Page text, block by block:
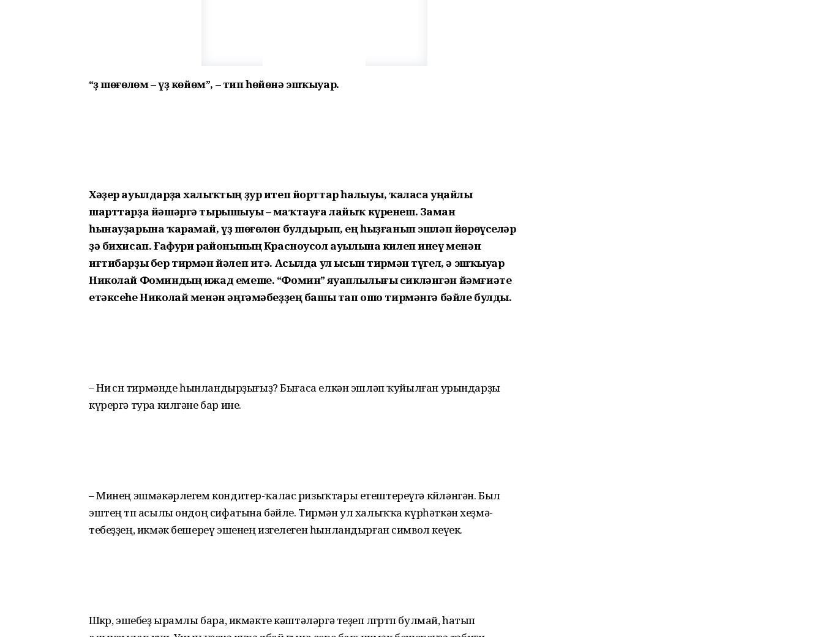
“Үҙ шөғөлөм – үҙ көйөм”, – тип һөйөнә эшҡыуар.
Хәҙер ауылдарҙа халыҡтың ҙур итеп йорттар һалыуы, ҡаласа уңайлы
шарттарҙа йәшәргә тырышыуы – маҡтауға лайыҡ күренеш. Заман
һынауҙарына ҡарамай, үҙ шөғөлөн булдырып, ең һыҙғанып эшләп йөрөүселәр
ҙә бихисап. Ғафури районының Красноусол ауылына килеп инеү менән
иғтибарҙы бер тирмән йәлеп итә. Асылда ул ысын тирмән түгел, ә эшҡыуар
Николай Фоминдың ижад емеше. “Фомин” яуаплылығы сикләнгән йәмғиәте
етәксеһе Николай менән әңгәмәбеҙҙең башы тап ошо тирмәнгә бәйле булды.
– Ни өсөн тирмәнде һынлан­дыр­ҙығыҙ? Бығаса елкән эшләп ҡуйылған урындарҙы
күрергә тура килгәне бар ине.
– Минең эшмәкәрлегем кондитер-ҡалас ризыҡтары етештереүгә көйләнгән. Был
эштең төп асылы ондоң сифатына бәйле. Тирмән ул халыҡҡа күрһәткән хеҙмә­
тебеҙҙең, икмәк бешереү эшенең изгелеген һынландырған символ кеүек.
Шөкөр, эшебеҙ ырамлы бара, икмәкте кәштәләргә теҙеп өлгөртөп булмай, һатып